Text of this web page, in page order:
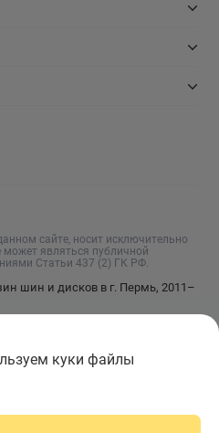
сайте, носит исключительно
являться публичной
Статьи 437 (2) ГК РФ.
шин и дисков в г. Пермь, 2011–
куки файлы